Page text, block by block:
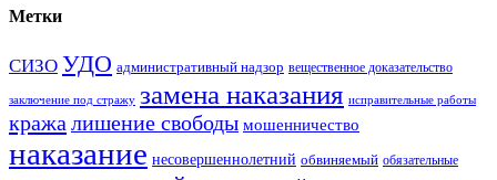
Метки
СИЗО УДО административный надзор вещественное доказательство
заключение под стражу замена наказания исправительные работы
кража лишение свободы мошенничество
наказание несовершеннолетний обвиняемый обязательные